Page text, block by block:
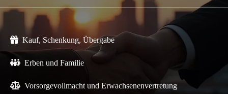
 Kauf, Schenkung, Übergabe
 Erben und Familie
 Vorsorgevollmacht und Erwachsenenvertretung